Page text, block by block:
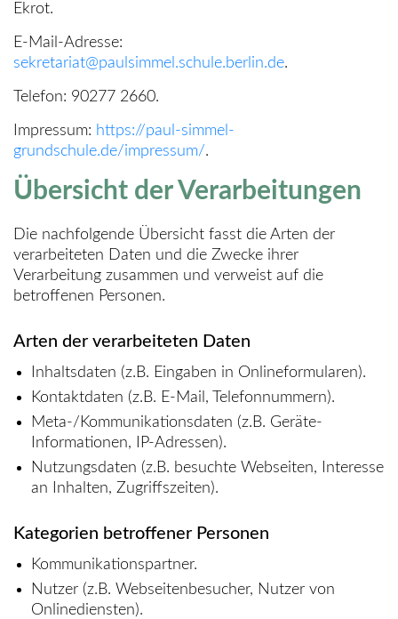
Ekrot.
E-Mail-Adresse:
sekretariat@paulsimmel.schule.berlin.de.
Telefon: 90277 2660.
Impressum: https://paul-simmel-
grundschule.de/impressum/.
Übersicht der Verarbeitungen
Die nachfolgende Übersicht fasst die Arten der
verarbeiteten Daten und die Zwecke ihrer
Verarbeitung zusammen und verweist auf die
betroffenen Personen.
Arten der verarbeiteten Daten
Inhaltsdaten (z.B. Eingaben in Onlineformularen).
Kontaktdaten (z.B. E-Mail, Telefonnummern).
Meta-/Kommunikationsdaten (z.B. Geräte-
Informationen, IP-Adressen).
Nutzungsdaten (z.B. besuchte Webseiten, Interesse
an Inhalten, Zugriffszeiten).
Kategorien betroffener Personen
Kommunikationspartner.
Nutzer (z.B. Webseitenbesucher, Nutzer von
Onlinediensten).